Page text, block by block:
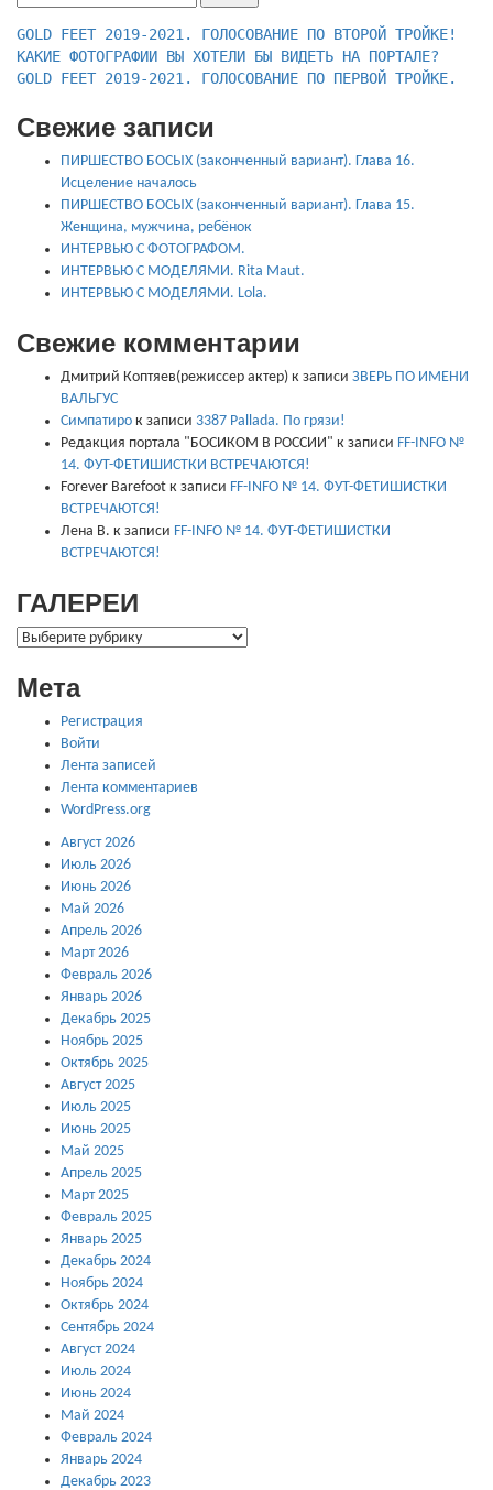
КАКИЕ ФОТОГРАФИИ ВЫ ХОТЕЛИ БЫ ВИДЕТЬ НА ПОРТАЛЕ?
GOLD FEET 2019-2021. ГОЛОСОВАНИЕ ПО ПЕРВОЙ ТРОЙКЕ.
Свежие записи
ПИРШЕСТВО БОСЫХ (законченный вариант). Глава 16.
Исцеление началось
ПИРШЕСТВО БОСЫХ (законченный вариант). Глава 15.
Женщина, мужчина, ребёнок
ИНТЕРВЬЮ С ФОТОГРАФОМ.
ИНТЕРВЬЮ С МОДЕЛЯМИ. Rita Maut.
ИНТЕРВЬЮ С МОДЕЛЯМИ. Lola.
Свежие комментарии
Дмитрий Коптяев(режиссер актер) к записи ЗВЕРЬ ПО ИМЕНИ
ВАЛЬГУС
Симпатиро к записи 3387 Pallada. По грязи!
Редакция портала "БОСИКОМ В РОССИИ" к записи FF-INFO №
14. ФУТ-ФЕТИШИСТКИ ВСТРЕЧАЮТСЯ!
Forever Barefoot к записи FF-INFO № 14. ФУТ-ФЕТИШИСТКИ
ВСТРЕЧАЮТСЯ!
Лена В. к записи FF-INFO № 14. ФУТ-ФЕТИШИСТКИ
ВСТРЕЧАЮТСЯ!
ГАЛЕРЕИ
ГАЛЕРЕИ
Мета
Регистрация
Войти
Лента записей
Лента комментариев
WordPress.org
Август 2026
Июль 2026
Июнь 2026
Май 2026
Апрель 2026
Март 2026
Февраль 2026
Январь 2026
Декабрь 2025
Ноябрь 2025
Октябрь 2025
Август 2025
Июль 2025
Июнь 2025
Май 2025
Апрель 2025
Март 2025
Февраль 2025
Январь 2025
Декабрь 2024
Ноябрь 2024
Октябрь 2024
Сентябрь 2024
Август 2024
Июль 2024
Июнь 2024
Май 2024
Февраль 2024
Январь 2024
Декабрь 2023